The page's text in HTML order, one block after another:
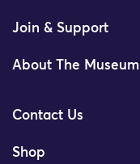
Join & Support
About The Museum
Contact Us
Shop